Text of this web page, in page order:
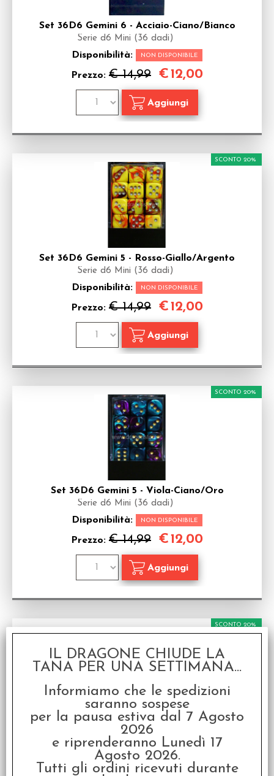
Set 36D6 Gemini 6 - Acciaio-Ciano/Bianco
Serie d6 Mini (36 dadi)
Disponibilità: NON DISPONIBILE
Prezzo: € 14,99 €12,00
Set 36D6 Gemini 5 - Rosso-Giallo/Argento
Serie d6 Mini (36 dadi)
Disponibilità: NON DISPONIBILE
Prezzo: € 14,99
SCONTO 20%
€12,00
Set 36D6 Gemini 5 - Viola-Ciano/Oro
Serie d6 Mini (36 dadi)
Disponibilità: NON DISPONIBILE
Prezzo: € 14,99
SCONTO 20%
€12,00
Set 36D6 Gemini 5 - Nero-Ciano/Bianco
Serie d6 Mini (36 dadi)
Disponibilità: NON DISPONIBILE
Prezzo:€ 14,99
SCONTO 20%
€12,00
IL DRAGONE CHIUDE LA
TANA PER UNA SETTIMANA...
Informiamo che le spedizioni
saranno sospese
per la pausa estiva dal 7 Agosto
2026
e riprenderanno Lunedì 17
Agosto 2026.
Tutti gli ordini ricevuti durante